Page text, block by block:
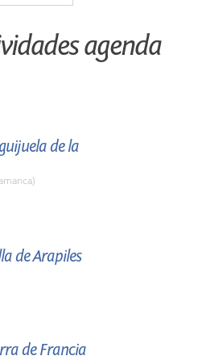
agenda
de la
de Arapiles
de Francia